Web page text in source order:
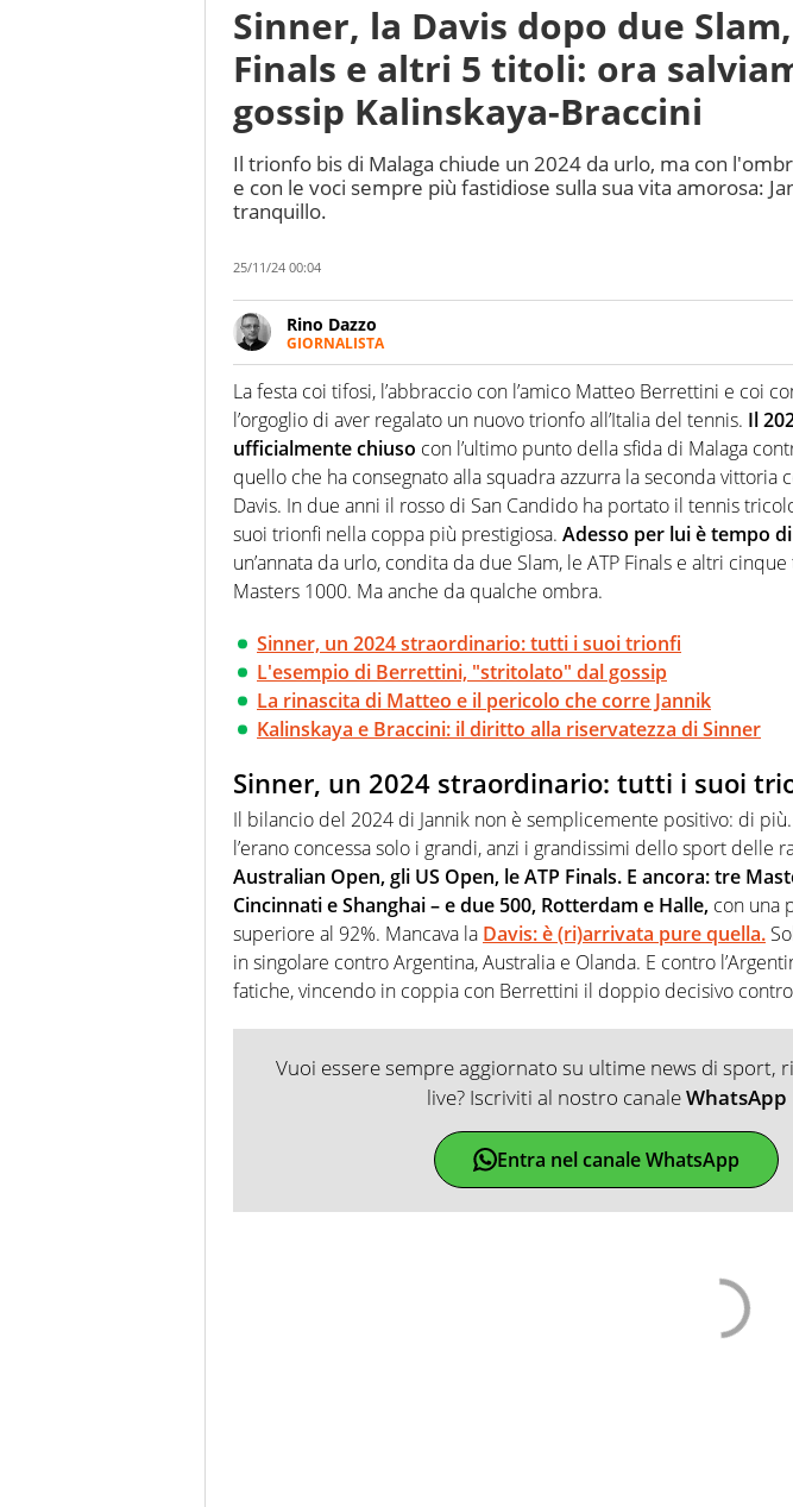
Sinner, la Davis dopo due
Finals e altri 5 titoli: ora
gossip Kalinskaya-Braccini
Il trionfo bis di Malaga chiude un 2024 da urlo, ma con
e con le voci sempre più fastidiose sulla sua vita amorosa:
tranquillo.
25/11/24 00:04
Rino Dazzo
GIORNALISTA
Se mai ci fosse modo di traslare il glossario del calcio in una
farebbe parte. Non si perde una svista arbitrale né gli umori
curve
La festa coi tifosi, l’abbraccio con l’amico Matteo Berrettini e coi
l’orgoglio di aver regalato un nuovo trionfo all’Italia del tennis. Il
ufficialmente chiuso con l’ultimo punto della sfida di Malaga
quello che ha consegnato alla squadra azzurra la seconda vittoria
Davis. In due anni il rosso di San Candido ha portato il tennis
suoi trionfi nella coppa più prestigiosa. Adesso per lui è tempo
un’annata da urlo, condita da due Slam, le ATP Finals e altri
Masters 1000. Ma anche da qualche ombra.
Sinner, un 2024 straordinario: tutti i suoi trionfi
L'esempio di Berrettini, "stritolato" dal gossip
La rinascita di Matteo e il pericolo che corre Jannik
Kalinskaya e Braccini: il diritto alla riservatezza di Sinner
Sinner, un 2024 straordinario: tutti i suoi
Il bilancio del 2024 di Jannik non è semplicemente positivo: di più.
l’erano concessa solo i grandi, anzi i grandissimi dello sport delle
Australian Open, gli US Open, le ATP Finals. E ancora: tre
Cincinnati e Shanghai – e due 500, Rotterdam e Halle, con una
superiore al 92%. Mancava la Davis: è (ri)arrivata pure quella.
in singolare contro Argentina, Australia e Olanda. E contro
fatiche, vincendo in coppia con Berrettini il doppio decisivo
Vuoi essere sempre aggiornato su ultime news di sport,
live? Iscriviti al nostro canaleWhatsApp
Entra nel canale WhatsApp